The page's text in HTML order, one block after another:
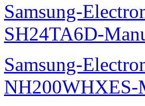
Samsung-
SH24TA6D-
Samsung-
NH200WHXES-